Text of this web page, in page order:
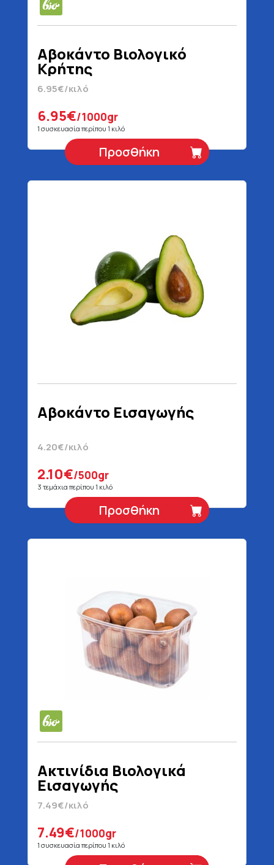
Αβοκάντο Βιολογικό
Κρήτης
6.95€/κιλό
6.95€/1000gr
1 συσκευασία περίπου 1 κιλό
Προσθήκη
Αβοκάντο Εισαγωγής
4.20€/κιλό
2.10€/500gr
3 τεμάχια περίπου 1 κιλό
Προσθήκη
Ακτινίδια Βιολογικά
Εισαγωγής
7.49€/κιλό
7.49€/1000gr
1 συσκευασία περίπου 1 κιλό